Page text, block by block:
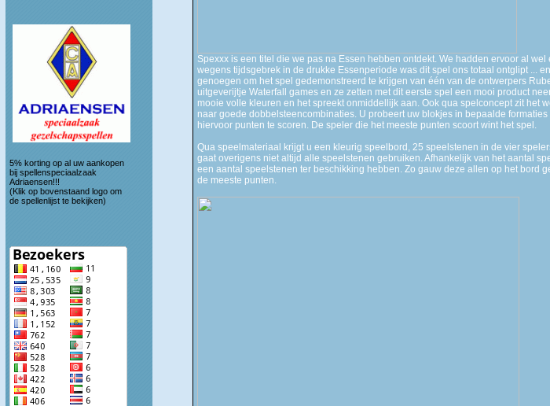
5% korting op al uw aankopen
bij spellenspeciaalzaak
Adriaensen!!!
(Klik op bovenstaand logo om
de spellenlijst te bekijken)
Spexxx is een titel die we pas na Essen hebben ontdekt. We hadden ervoor al
wegens tijdsgebrek in de drukke Essenperiode was dit spel ons totaal ontglipt ...
genoegen om het spel gedemonstreerd te krijgen van één van de ontwerpers
uitgeverijtje Waterfall games en ze zetten met dit eerste spel een mooi product
mooie volle kleuren en het spreekt onmiddellijk aan. Ook qua spelconcept zit het
naar goede dobbelsteencombinaties. U probeert uw blokjes in bepaalde
hiervoor punten te scoren. De speler die het meeste punten scoort wint het spel.
Qua speelmateriaal krijgt u een kleurig speelbord, 25 speelstenen in de vier
gaat overigens niet altijd alle speelstenen gebruiken. Afhankelijk van het aantal
een aantal speelstenen ter beschikking hebben. Zo gauw deze allen op het bord
de meeste punten.